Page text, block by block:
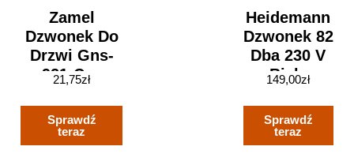
Zamel
Dzwonek Do
Drzwi Gns-
921-Czn
SUN10000483
21,75zł
Sprawdź
teraz
Heidemann
Dzwonek 82
Dba 230 V
Biały
149,00zł
Sprawdź
teraz